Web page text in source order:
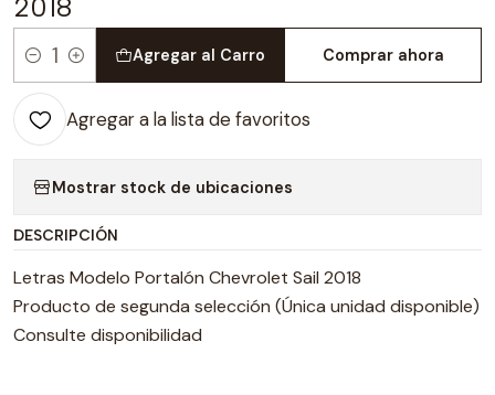
2018
Cantidad
Agregar al Carro Comprar ahora
Agregar a la lista de favoritos
Mostrar stock de ubicaciones
DESCRIPCIÓN
Letras Modelo Portalón Chevrolet Sail 2018
Producto de segunda selección (Única unidad disponible)
Consulte disponibilidad